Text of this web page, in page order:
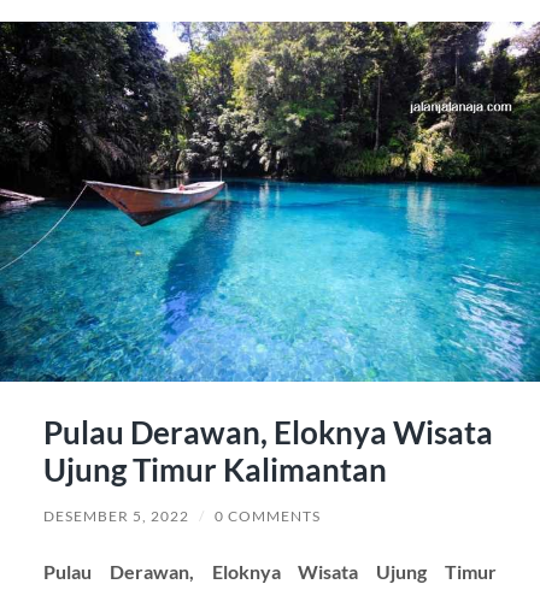
Pulau Derawan, Eloknya Wisata
Ujung Timur Kalimantan
DESEMBER 5, 2022 / 0 COMMENTS
Pulau Derawan, Eloknya Wisata Ujung Timur